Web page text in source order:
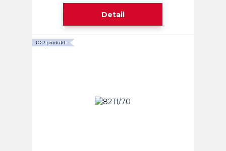
Detail
TOP produkt